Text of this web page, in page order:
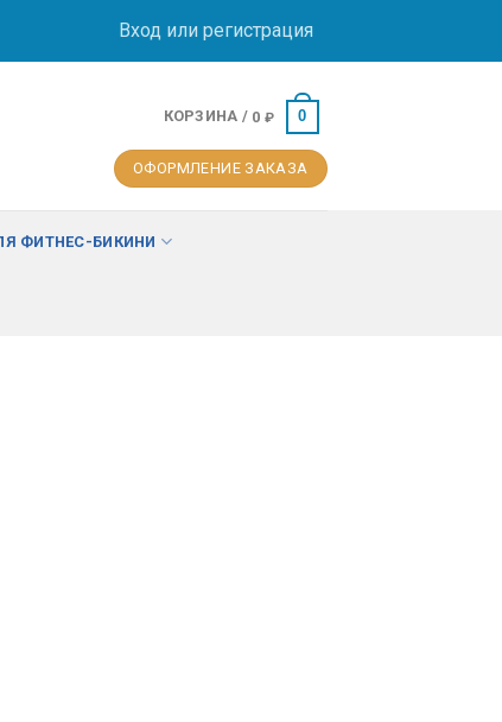
Вход или регистрация
КОРЗИНА / 0 ₽ 0
ОФОРМЛЕНИЕ ЗАКАЗА
ФИТНЕС-БИКИНИ